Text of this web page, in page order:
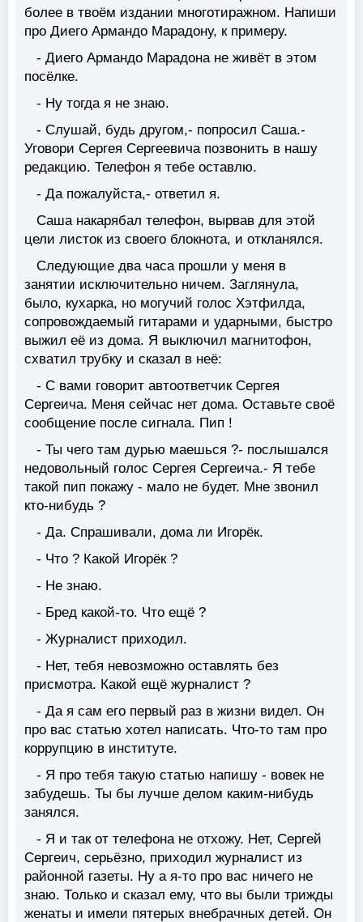
более в твоём издании многотиражном. Напиши
про Диего Армандо Марадону, к примеру.
- Диего Армандо Марадона не живёт в этом
посёлке.
- Ну тогда я не знаю.
- Слушай, будь другом,- попросил Саша.-
Уговори Сергея Сергеевича позвонить в нашу
редакцию. Телефон я тебе оставлю.
- Да пожалуйста,- ответил я.
Саша накарябал телефон, вырвав для этой
цели листок из своего блокнота, и откланялся.
Следующие два часа прошли у меня в
занятии исключительно ничем. Заглянула,
было, кухарка, но могучий голос Хэтфилда,
сопровождаемый гитарами и ударными, быстро
выжил её из дома. Я выключил магнитофон,
схватил трубку и сказал в неё:
- С вами говорит автоответчик Сергея
Сергеича. Меня сейчас нет дома. Оставьте своё
сообщение после сигнала. Пип !
- Ты чего там дурью маешься ?- послышался
недовольный голос Сергея Сергеича.- Я тебе
такой пип покажу - мало не будет. Мне звонил
кто-нибудь ?
- Да. Спрашивали, дома ли Игорёк.
- Что ? Какой Игорёк ?
- Не знаю.
- Бред какой-то. Что ещё ?
- Журналист приходил.
- Нет, тебя невозможно оставлять без
присмотра. Какой ещё журналист ?
- Да я сам его первый раз в жизни видел. Он
про вас статью хотел написать. Что-то там про
коррупцию в институте.
- Я про тебя такую статью напишу - вовек не
забудешь. Ты бы лучше делом каким-нибудь
занялся.
- Я и так от телефона не отхожу. Нет, Сергей
Сергеич, серьёзно, приходил журналист из
районной газеты. Ну а я-то про вас ничего не
знаю. Только и сказал ему, что вы были трижды
женаты и имели пятерых внебрачных детей. Он